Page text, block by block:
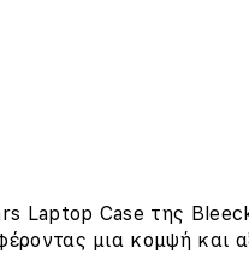
Laptop Case της
μια κομψή και